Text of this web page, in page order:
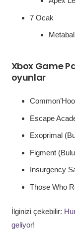
7 Ocak
Xbox Game
oyunlar
Escape
Exoprimal
Figment
Insurgency
Those Who
İlginizi çekebilir:
geliyor!